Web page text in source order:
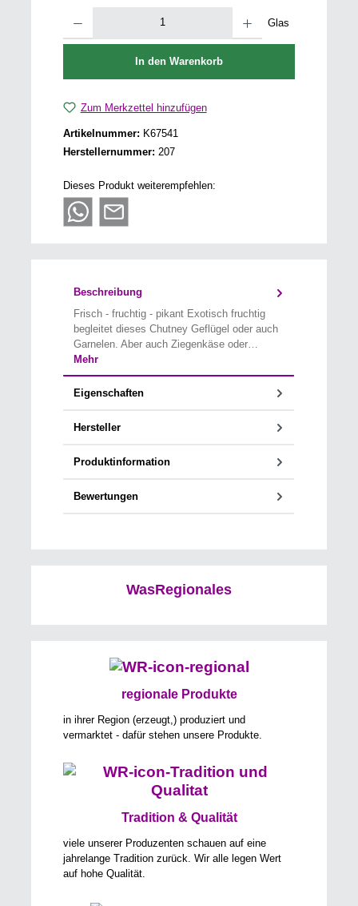
Glas
In den Warenkorb
Zum Merkzettel hinzufügen
Artikelnummer: K67541
Herstellernummer: 207
Dieses Produkt weiterempfehlen:
Beschreibung
Frisch - fruchtig - pikant Exotisch fruchtig
begleitet dieses Chutney Geflügel oder auch
Garnelen. Aber auch Ziegenkäse oder…
Mehr
Eigenschaften
Hersteller
Produktinformation
Bewertungen
WasRegionales
regionale Produkte
in ihrer Region (erzeugt,) produziert und
vermarktet - dafür stehen unsere Produkte.
Tradition & Qualität
viele unserer Produzenten schauen auf eine
jahrelange Tradition zurück. Wir alle legen Wert
auf hohe Qualität.